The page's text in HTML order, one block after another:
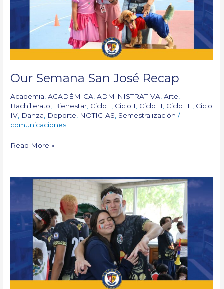
Our Semana San José Recap
Academia ,ACADÉMICA ,ADMINISTRATIVA ,Arte
Bachillerato
Bienestar Ciclo I Ciclo I Ciclo II Ciclo III
Ciclo
IV Danza Deporte NOTICIAS Semestralización /
comunicaciones
Read More »
Semana
One